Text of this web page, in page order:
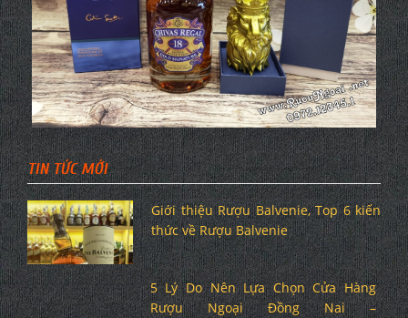
TIN TỨC MỚI
Giới thiệu Rượu Balvenie, Top 6 kiến
thức về Rượu Balvenie
5 Lý Do Nên Lựa Chọn Cửa Hàng
Rượu Ngoại Đồng Nai –